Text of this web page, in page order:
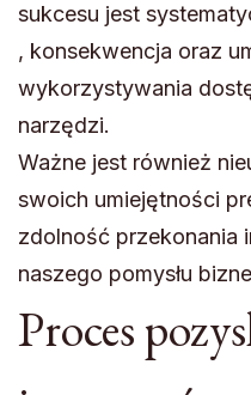
sukcesu jest
, konsekwencja oraz
wykorzystywania
narzędzi.
Ważne jest również
swoich umiejętności
zdolność przekonania
naszego pomysłu
Proces